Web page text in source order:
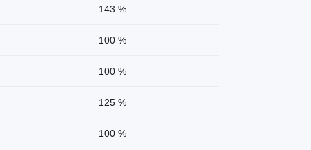
143 %
100 %
100 %
125 %
100 %